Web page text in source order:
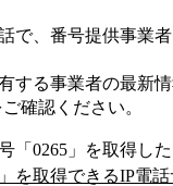
で、番号提供事業
する事業者の最新
ご確認ください。
「 0265 」を取得し
」を取得できるIP電